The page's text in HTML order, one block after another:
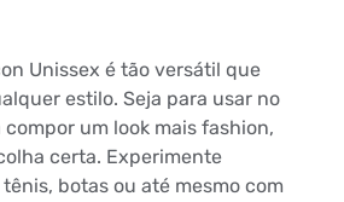
Unissex é tão versátil que
estilo. Seja para usar no
um look mais fashion,
certa. Experimente
botas ou até mesmo com